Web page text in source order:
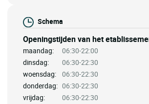
Schema
Openingstijden van het
maandag:
06:30-22:00
dinsdag:
06:30-22:30
woensdag:
06:30-22:30
donderdag: 06:30-22:30
vrijdag:
06:30-22:30